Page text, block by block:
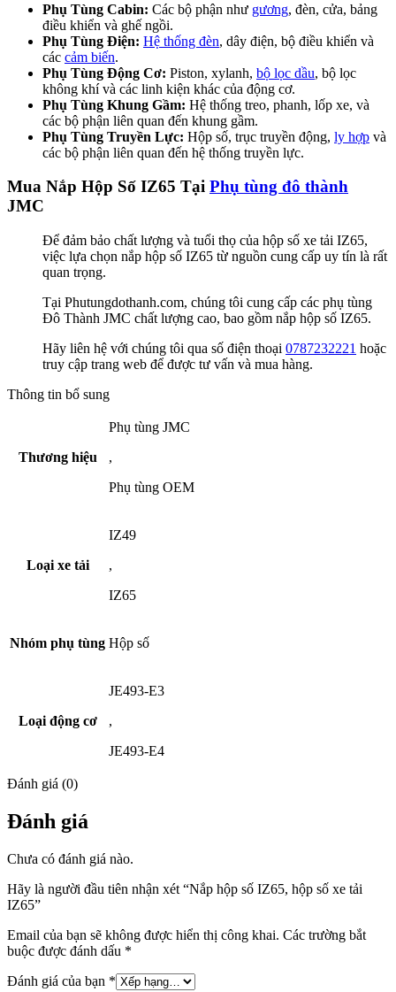
Phụ Tùng Cabin: Các bộ phận như gương, đèn, cửa, bảng
điều khiển và ghế ngồi.
Phụ Tùng Điện: Hệ thống đèn, dây điện, bộ điều khiển và
các cảm biến.
Phụ Tùng Động Cơ: Piston, xylanh, bộ lọc dầu, bộ lọc
không khí và các linh kiện khác của động cơ.
Phụ Tùng Khung Gầm: Hệ thống treo, phanh, lốp xe, và
các bộ phận liên quan đến khung gầm.
Phụ Tùng Truyền Lực: Hộp số, trục truyền động, ly hợp và
các bộ phận liên quan đến hệ thống truyền lực.
Mua Nắp Hộp Số IZ65 Tại Phụ tùng đô thành
JMC
Để đảm bảo chất lượng và tuổi thọ của hộp số xe tải IZ65,
việc lựa chọn nắp hộp số IZ65 từ nguồn cung cấp uy tín là rất
quan trọng.
Tại Phutungdothanh.com, chúng tôi cung cấp các phụ tùng
Đô Thành JMC chất lượng cao, bao gồm nắp hộp số IZ65.
Hãy liên hệ với chúng tôi qua số điện thoại 0787232221 hoặc
truy cập trang web để được tư vấn và mua hàng.
Thông tin bổ sung
Thương hiệu
Phụ tùng JMC
,
Phụ tùng OEM
Loại xe tải
IZ49
,
IZ65
Nhóm phụ tùng Hộp số
Loại động cơ
JE493-E3
,
JE493-E4
Đánh giá (0)
Đánh giá
Chưa có đánh giá nào.
Hãy là người đầu tiên nhận xét “Nắp hộp số IZ65, hộp số xe tải
IZ65”
Email của bạn sẽ không được hiển thị công khai. Các trường bắt
buộc được đánh dấu *
Đánh giá của bạn *